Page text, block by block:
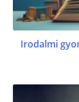
Irodalmi